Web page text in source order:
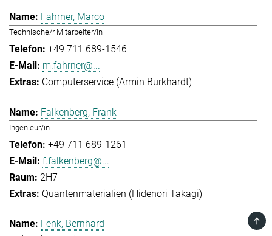
Fahrner, Marco
Technische/r Mitarbeiter/in
+49 711 689-1546
m.fahrner@...
Computerservice (Armin Burkhardt)
Falkenberg, Frank
Ingenieur/in
+49 711 689-1261
f.falkenberg@...
2H7
Quantenmaterialien (Hidenori Takagi)
Fenk, Bernhard TOP